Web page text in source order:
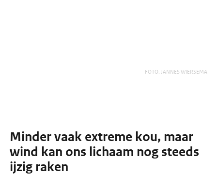
FOTO: JANNES WIERSEMA
Minder vaak extreme kou, maar
wind kan ons lichaam nog steeds
ijzig raken